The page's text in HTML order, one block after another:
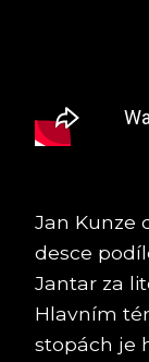
Jan Kunze
desce
Jantar za
Hlavním
stopách je